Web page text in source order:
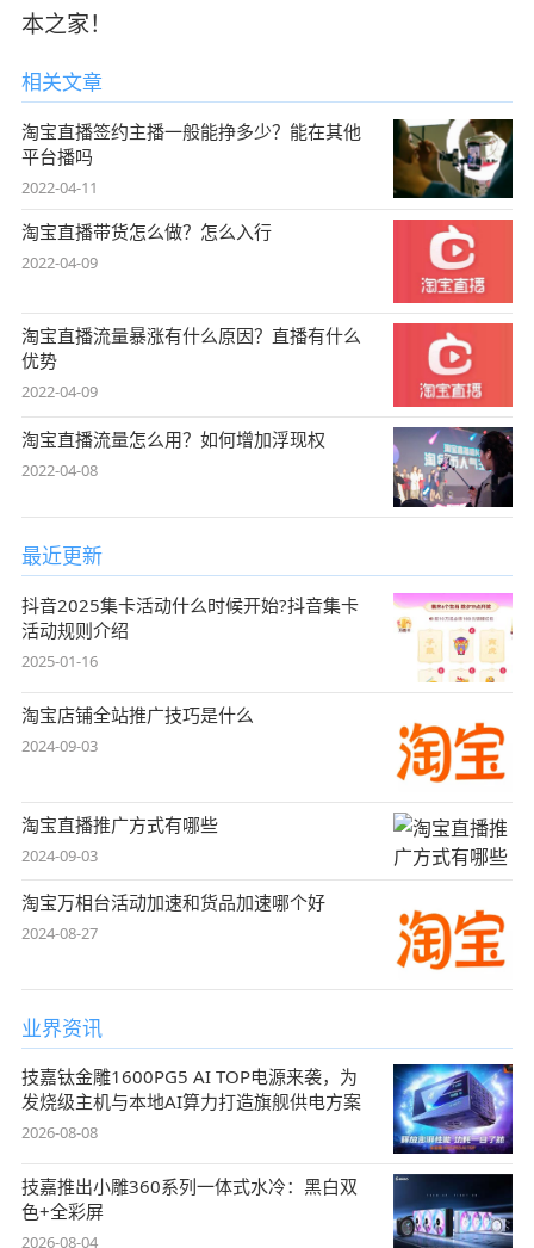
本之家！
相关文章
淘宝直播签约主播一般能挣多少？能在其他
平台播吗
2022-04-11
淘宝直播带货怎么做？怎么入行
2022-04-09
淘宝直播流量暴涨有什么原因？直播有什么
优势
2022-04-09
淘宝直播流量怎么用？如何增加浮现权
2022-04-08
最近更新
抖音2025集卡活动什么时候开始?抖音集卡
活动规则介绍
2025-01-16
淘宝店铺全站推广技巧是什么
2024-09-03
淘宝直播推广方式有哪些
2024-09-03
淘宝万相台活动加速和货品加速哪个好
2024-08-27
业界资讯
技嘉钛金雕1600PG5 AI TOP电源来袭，为
发烧级主机与本地AI算力打造旗舰供电方案
2026-08-08
技嘉推出小雕360系列一体式水冷：黑白双
色+全彩屏
2026-08-04